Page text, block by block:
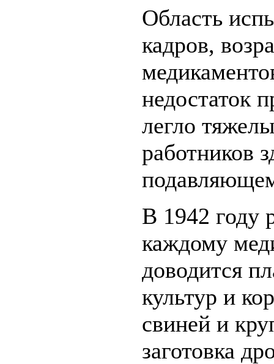
Область
кадров,
недостаток
легло
работников
В 1942 году
каждому
доводится
культур и
свиней и
заготовка